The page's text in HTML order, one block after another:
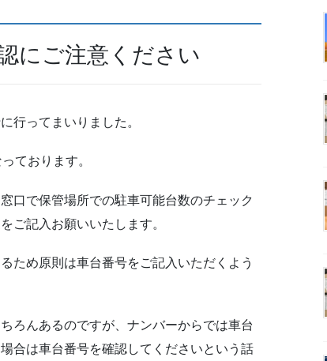
にご注意ください
行ってまいりました。
ております。
口で保管場所での駐車可能台数のチェック
ご記入お願いいたします。
ため原則は車台番号をご記入いただくよう
ろんあるのですが、ナンバーからでは車台
合は車台番号を確認してくださいという話